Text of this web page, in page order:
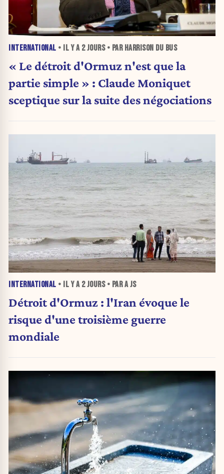
INTERNATIONAL • IL Y A 2 JOURS• PAR HARRISON DU BUS
« Le détroit d'Ormuz n'est que la
partie simple » : Claude Moniquet
sceptique sur la suite des négociations
INTERNATIONAL • IL Y A 2 JOURS• PAR A JS
Détroit d'Ormuz : l'Iran évoque le
risque d'une troisième guerre
mondiale